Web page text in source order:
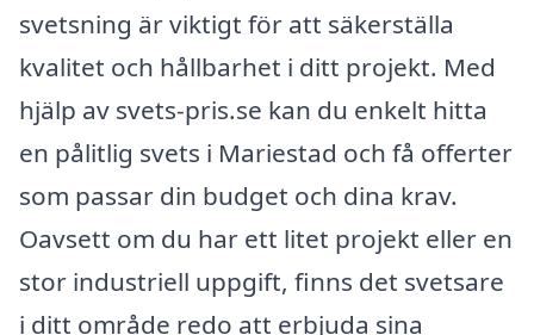
svetsning är viktigt för att säkerställa
kvalitet och hållbarhet i ditt projekt. Med
hjälp av svets-pris.se kan du enkelt hitta
en pålitlig svets i Mariestad och få offerter
som passar din budget och dina krav.
Oavsett om du har ett litet projekt eller en
stor industriell uppgift, finns det svetsare
i ditt område redo att erbjuda sina